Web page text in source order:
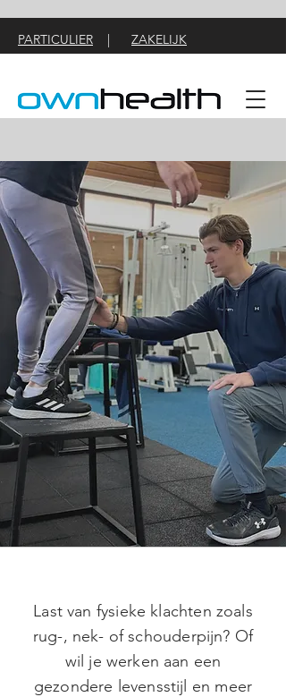
PARTICULIER | ZAKELIJK
Maak echt
verschil
Personal Training &
Oefentherapie
"The Lifestyle Approach"
Last van fysieke klachten zoals
rug-, nek- of schouderpijn? Of
wil je werken aan een
gezondere levensstijl en meer